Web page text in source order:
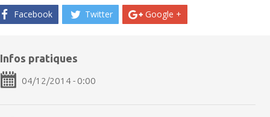
Facebook
Twitter Google +
Infos pratiques
04/12/2014 - 0:00